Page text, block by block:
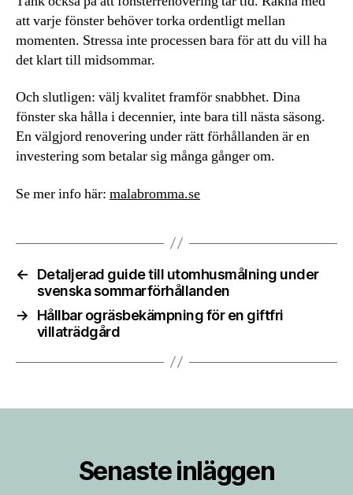
att varje fönster behöver torka ordentligt mellan
momenten. Stressa inte processen bara för att du vill ha
det klart till midsommar.
Och slutligen: välj kvalitet framför snabbhet. Dina
fönster ska hålla i decennier, inte bara till nästa säsong.
En välgjord renovering under rätt förhållanden är en
investering som betalar sig många gånger om.
Se mer info här: malabromma.se
←
Detaljerad guide till utomhusmålning under
svenska sommarförhållanden
→
Hållbar ogräsbekämpning för en giftfri
villaträdgård
Senaste inläggen